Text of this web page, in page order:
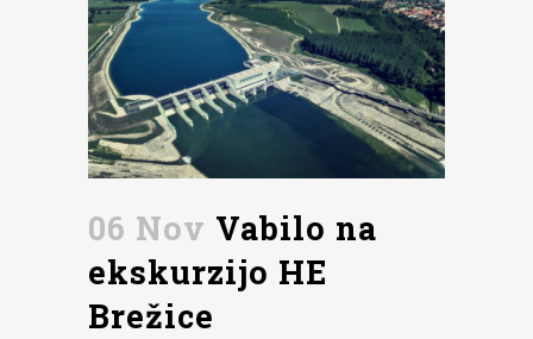
06 Nov Vabilo na
ekskurzijo HE
Brežice